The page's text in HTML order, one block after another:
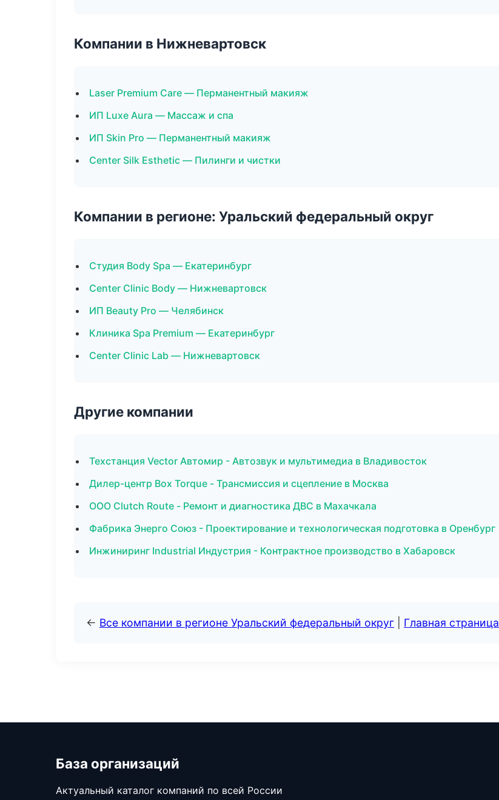
Компании в Нижневартовск
Laser Premium Care — Перманентный макияж
ИП Luxe Aura — Массаж и спа
ИП Skin Pro — Перманентный макияж
Center Silk Esthetic — Пилинги и чистки
Компании в регионе: Уральский федеральный округ
Студия Body Spa — Екатеринбург
Center Clinic Body — Нижневартовск
ИП Beauty Pro — Челябинск
Клиника Spa Premium — Екатеринбург
Center Clinic Lab — Нижневартовск
Другие компании
Техстанция Vector Автомир - Автозвук и мультимедиа в Владивосток
Дилер-центр Box Torque - Трансмиссия и сцепление в Москва
ООО Clutch Route - Ремонт и диагностика ДВС в Махачкала
Фабрика Энерго Союз - Проектирование и технологическая подготовка в Оренбург
Инжиниринг Industrial Индустрия - Контрактное производство в Хабаровск
← Все компании в регионе Уральский федеральный округ Главная страница
База организаций
Актуальный каталог компаний по всей России